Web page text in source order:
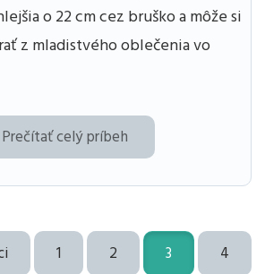
o 22 cm cez bruško a môže si
z mladistvého oblečenia vo
Prečítať celý príbeh
1 2 3 4